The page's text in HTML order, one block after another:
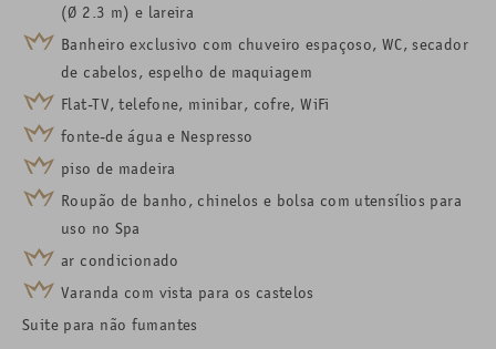
(Ø 2.3 m) e lareira
Banheiro exclusivo com chuveiro espaçoso, WC, secador
de cabelos, espelho de maquiagem
Flat-TV, telefone, minibar, cofre, WiFi
fonte-de água e Nespresso
piso de madeira
Roupão de banho, chinelos e bolsa com utensílios para
uso no Spa
ar condicionado
Varanda com vista para os castelos
Suite para não fumantes